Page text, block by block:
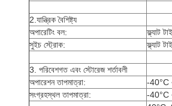
2.যান্ত্রিক বৈশিষ্ট্য
অপারেটিং বল:
ফ্ল্যাট
সুইচ স্ট্রোক:
ফ্ল্যাট
3. পরিবেশগত এবং স্টোরেজ শর্তাবলী
অপারেশন তাপমাত্রা:
-40°C
সংগ্রহস্থল তাপমাত্রা:
-40°C